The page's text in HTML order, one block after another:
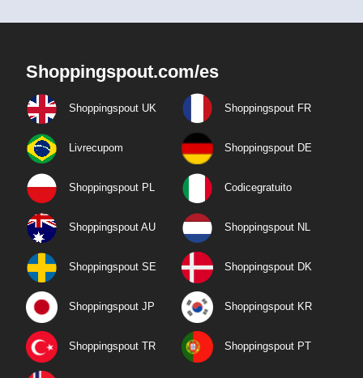
Shoppingspout.com/es
Shoppingspout UK Shoppingspout FR
Livrecupom Shoppingspout DE
Shoppingspout PL Codicegratuito
Shoppingspout AU Shoppingspout NL
Shoppingspout SE Shoppingspout DK
Shoppingspout JP Shoppingspout KR
Shoppingspout TR Shoppingspout PT